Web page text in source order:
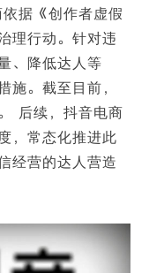
据《创作者虚假
理行动。针对违
、降低达人等
施。截至目前，
后续，抖音电商
，常态化推进此
经营的达人营造